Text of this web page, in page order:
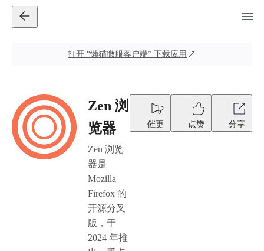
打开 “懒猫微服客户端” 下载应用
Zen 浏
览器
Zen 浏览
器是
Mozilla
Firefox 的
开源分叉
版，于
2024 年推
催更 点赞 分享